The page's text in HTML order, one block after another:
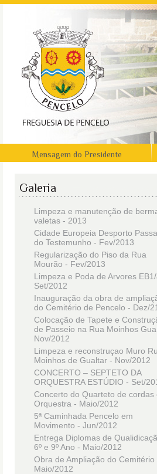
Mensagem do Presidente
Galeria
Limpeza e manutenção de
valetas - 2013
Cidade Europeia Desporto
do Testemunho - Fev/2013
Regularização do Piso da Rua
Mourão - Fev/2013
Limpeza e Poda de Arvores
Set/2012
Inauguração da obra de
do Cemitério de Pencelo - Dez/
Colocação de Tapete e
de Passeio na Rua Moinhos
Nov/2012
Limpeza e reconstruçao Muro
Moinhos de Gualtar - Nov/2012
CONCERTO – SEPTETO DA
ORQUESTRA ESTÚDIO - Set/
Concerto do Quarteto de cordas
Orquestra - Maio/2012
5ª Caminhada Pencelo em
Movimento - Jun/2012
Entrega Diplomas de
6º e 9º Ano - Maio/2012
Obra de Ampliação do Cemitério
Maio/2012